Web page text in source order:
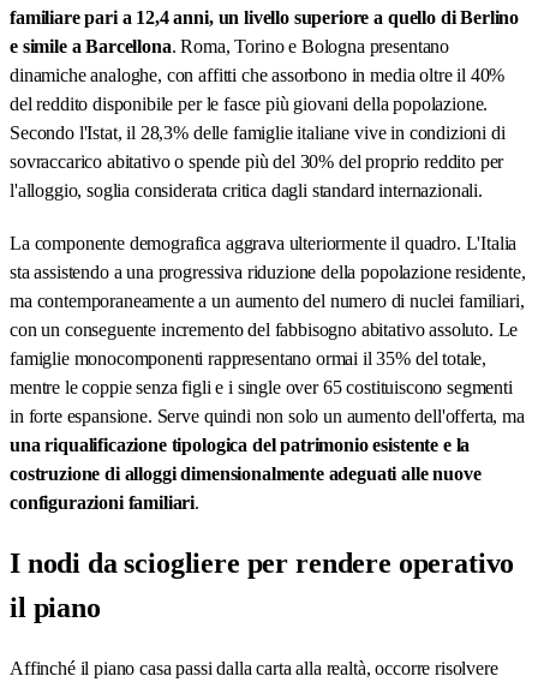
familiare pari a 12,4 anni, un livello superiore a quello di Berlino
e simile a Barcellona. Roma, Torino e Bologna presentano
dinamiche analoghe, con affitti che assorbono in media oltre il 40%
del reddito disponibile per le fasce più giovani della popolazione.
Secondo l'Istat, il 28,3% delle famiglie italiane vive in condizioni di
sovraccarico abitativo o spende più del 30% del proprio reddito per
l'alloggio, soglia considerata critica dagli standard internazionali.
La componente demografica aggrava ulteriormente il quadro. L'Italia
sta assistendo a una progressiva riduzione della popolazione residente,
ma contemporaneamente a un aumento del numero di nuclei familiari,
con un conseguente incremento del fabbisogno abitativo assoluto. Le
famiglie monocomponenti rappresentano ormai il 35% del totale,
mentre le coppie senza figli e i single over 65 costituiscono segmenti
in forte espansione. Serve quindi non solo un aumento dell'offerta, ma
una riqualificazione tipologica del patrimonio esistente e la
costruzione di alloggi dimensionalmente adeguati alle nuove
configurazioni familiari.
I nodi da sciogliere per rendere operativo
il piano
Affinché il piano casa passi dalla carta alla realtà, occorre risolvere